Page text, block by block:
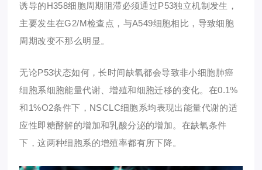
诱导的H358细胞周期阻滞必须通过P53独立机制发生，
主要发生在G2/M检查点，与A549细胞相比，导致细胞
周期改变不那么明显。
无论P53状态如何，长时间缺氧都会导致非小细胞肺癌
细胞系细胞能量代谢、增殖和细胞迁移的变化。在0.1%
和1%O2条件下，NSCLC细胞系均表现出能量代谢的适
应性即糖酵解的增加和乳酸分泌的增加。在缺氧条件
下，这两种细胞系的增殖率都有所下降。